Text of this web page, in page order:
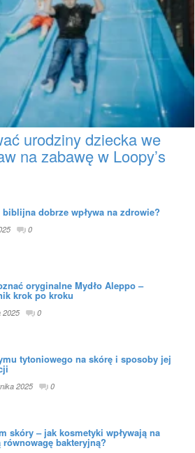
urodziny dziecka we
na zabawę w Loopy’s
biblijna dobrze wpływa na zdrowie?
0
oryginalne Mydło Aleppo –
krok po kroku
2025 0
tytoniowego na skórę i sposoby jej
2025 0
skóry – jak kosmetyki wpływają na
równowagę bakteryjną?